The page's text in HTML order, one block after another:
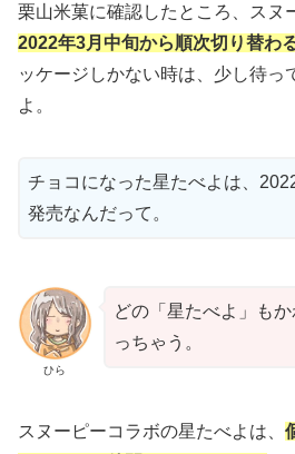
栗山米菓に確認したところ、スヌ
2022年3月中旬から順次切り替わ
ッケージしかない時は、少し待っ
よ。
チョコになった星たべよは、
発売なんだって。
ひら
どの「星たべよ」も
っちゃう。
スヌーピーコラボの星たべよは、